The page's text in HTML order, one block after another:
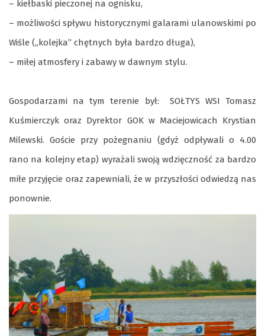
– kiełbaski pieczonej na ognisku,
– możliwości spływu historycznymi galarami ulanowskimi po
Wiśle („kolejka” chętnych była bardzo długa),
– miłej atmosfery i zabawy w dawnym stylu.
Gospodarzami na tym terenie był: SOŁTYS WSI Tomasz
Kuśmierczyk oraz Dyrektor GOK w Maciejowicach Krystian
Milewski. Goście przy pożegnaniu (gdyż odpływali o 4.00
rano na kolejny etap) wyrażali swoją wdzięczność za bardzo
miłe przyjęcie oraz zapewniali, że w przyszłości odwiedzą nas
ponownie.